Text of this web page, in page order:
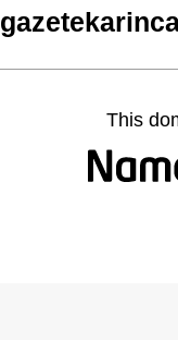
This